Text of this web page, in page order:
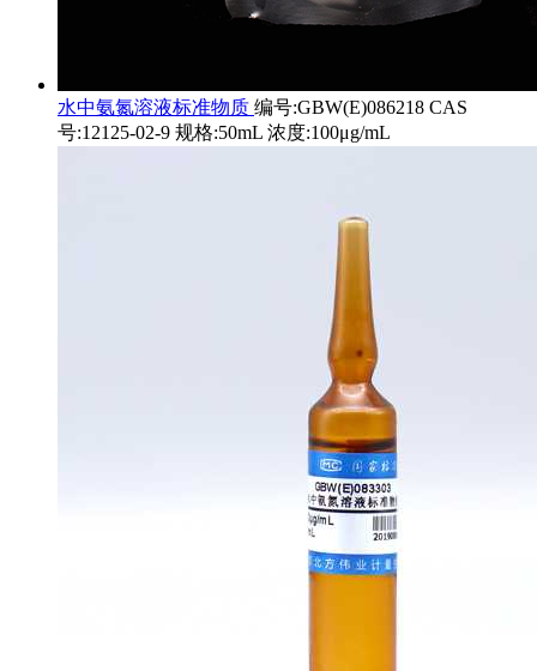
水中氨氮溶液标准物质 编号:GBW(E)086218 CAS
号:12125-02-9 规格:50mL 浓度:100μg/mL